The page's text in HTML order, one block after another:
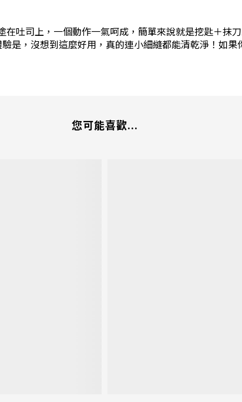
吐司上，一個動作一氣呵成，簡單來說就是挖匙＋抹
是，沒想到這麼好用，真的連小細縫都能清乾淨！如
您可能喜歡...